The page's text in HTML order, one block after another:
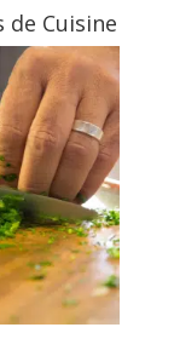
Cuisine